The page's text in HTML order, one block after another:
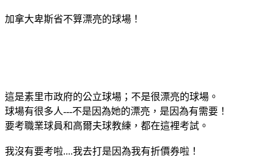
加拿大卑斯省不算漂亮的球場！
這是素里市政府的公立球場；不是很漂亮的球場。
球場有很多人---不是因為她的漂亮，是因為有需要！
要考職業球員和高爾夫球教練，都在這裡考試。
我沒有要考啦....我去打是因為我有折價券啦！